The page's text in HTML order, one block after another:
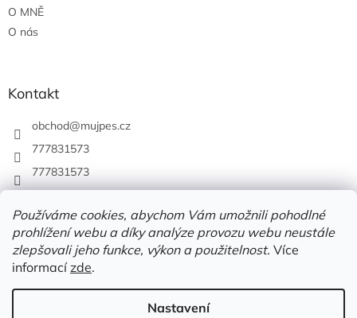
Používáme cookies, abychom Vám umožnili pohodlné
prohlížení webu a díky analýze provozu webu neustále
zlepšovali jeho funkce, výkon a použitelnost. Více
informacízde.
Nastavení
O MNĚ
O nás
Kontakt
obchod@mujpes.cz
777831573
777831573
Vytvořil Shoptet